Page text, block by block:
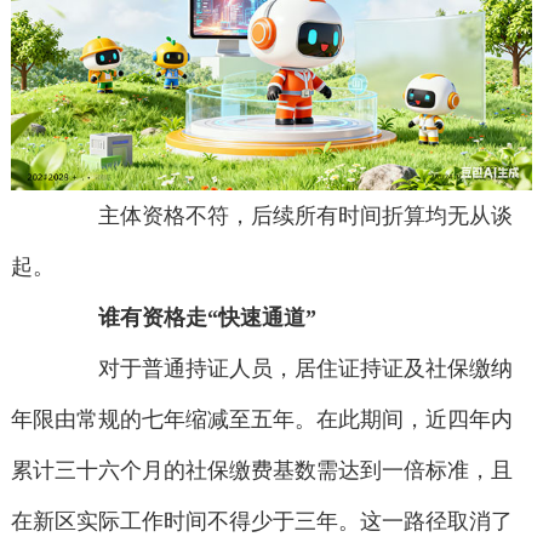
主体资格不符，后续所有时间折算均无从谈
起。
谁有资格走“快速通道”
对于普通持证人员，居住证持证及社保缴纳
年限由常规的七年缩减至五年。在此期间，近四年内
累计三十六个月的社保缴费基数需达到一倍标准，且
在新区实际工作时间不得少于三年。这一路径取消了